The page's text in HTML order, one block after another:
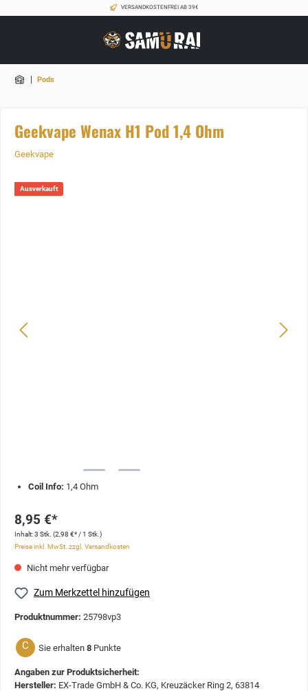
VERSANDKOSTENFREI AB 39€
| Pods
Geekvape Wenax H1 Pod 1,4 Ohm
Geekvape
Ausverkauft
Coil Info: 1,4 Ohm
8,95 €*
Inhalt:3 Stk. (2,98 €* / 1 Stk.)
Preise inkl. MwSt. zzgl. Versandkosten
Nicht mehr verfügbar
Zum Merkzettel hinzufügen
Produktnummer: 25798vp3
C Sie erhalten 8 Punkte
Angaben zur Produktsicherheit:
Hersteller: EX-Trade GmbH & Co. KG, Kreuzäcker Ring 2, 63814